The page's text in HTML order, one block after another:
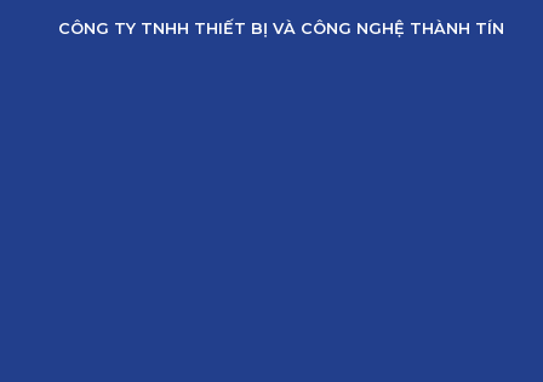
CÔNG TY TNHH THIẾT BỊ VÀ CÔNG NGHỆ THÀNH TÍN